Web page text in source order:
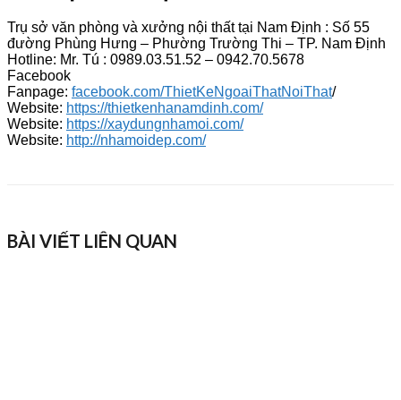
Trụ sở văn phòng và xưởng nội thất tại Nam Định : Số 55
đường Phùng Hưng – Phường Trường Thi – TP. Nam Định
Hotline: Mr. Tú : 0989.03.51.52 – 0942.70.5678
Facebook
Fanpage: facebook.com/ThietKeNgoaiThatNoiThat/
Website: https://thietkenhanamdinh.com/
Website: https://xaydungnhamoi.com/
Website: http://nhamoidep.com/
BÀI VIẾT LIÊN QUAN